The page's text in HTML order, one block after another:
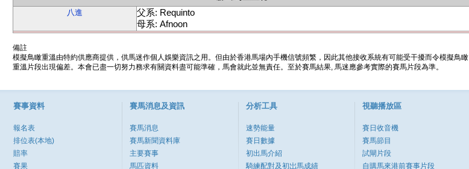
八進
父系: Requinto
母系: Afnoon
備註
模擬鳥瞰重溫由特約供應商提供，供馬迷作個人娛樂資訊之用。但由於香港馬場內手機信號頻繁，因此其他接收系統有可能受干擾而令模擬鳥瞰
重溫片段出現偏差。本會已盡一切努力務求有關資料盡可能準確，馬會就此並無責任。至於賽馬結果, 馬迷應參考實際的賽馬片段為準。
賽事資料
報名表
排位表(本地)
賠率
賽果
賽馬消息及資訊
賽馬消息
賽馬新聞資料庫
主要賽事
馬匹資料
分析工具
速勢能量
賽日數據
初出馬介紹
騎練配對及初岀馬成績
視聽播放區
賽日收音機
賽馬節目
試閘片段
自購馬來港前賽事片段